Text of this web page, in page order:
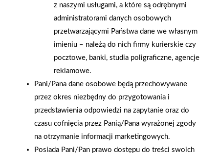
gra z WOŚP. Powstała
firmowa eSkarbonka na
rzecz gastroenterologii
dziecięcej
Grupy PSB. Sieć kończy
rok strategicznym
otwarciem po
rebrandingu
z naszymi usługami, a które są odrębnymi
administratorami danych osobowych
przetwarzającymi Państwa dane we własnym
imieniu – należą do nich firmy kurierskie czy
pocztowe, banki, studia poligraficzne, agencje
reklamowe.
Pani/Pana dane osobowe będą przechowywane
przez okres niezbędny do przygotowania i
przedstawienia odpowiedzi na zapytanie oraz do
czasu cofnięcia przez Panią/Pana wyrażonej zgody
na otrzymanie informacji marketingowych.
Posiada Pani/Pan prawo dostępu do treści swoich